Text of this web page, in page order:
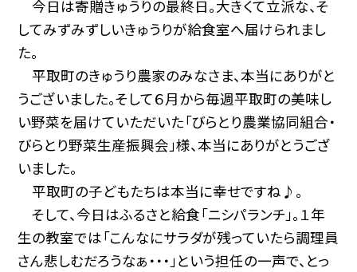
今日は寄贈きゅうりの最終日。大きくて立派な、そ
してみずみずしいきゅうりが給食室へ届けられまし
た。
平取町のきゅうり農家のみなさま、本当にありがと
うございました。そして６月から毎週平取町の美味し
い野菜を届けていただいた「びらとり農業協同組合・
びらとり野菜生産振興会」様、本当にありがとうござ
いました。
平取町の子どもたちは本当に幸せですね♪。
そして、今日はふるさと給食「ニシパランチ」。１年
生の教室では「こんなにサラダが残っていたら調理員
さん悲しむだろうなぁ・・・」という担任の一声で、とっ